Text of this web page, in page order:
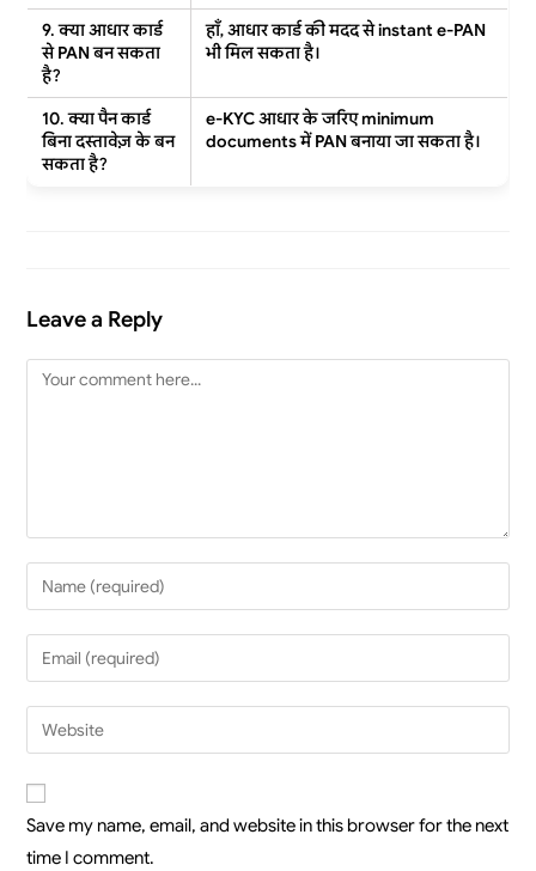
9. क्या आधार कार्ड
से PAN बन सकता
है?
हाँ, आधार कार्ड की मदद सेinstant e-PAN
भी मिल सकता है।
10. क्या पैन कार्ड
बिना दस्तावेज़ के बन
सकता है?
e-KYC आधार के जरिएminimum
documentsमें PAN बनाया जा सकता है।
Leave a Reply
Save my name, email, and website in this browser for the next
time I comment.